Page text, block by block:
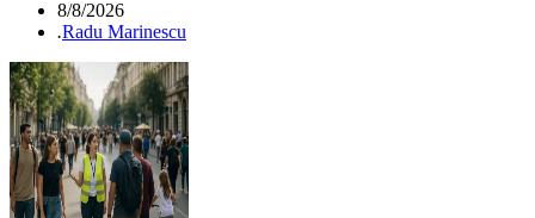
8/8/2026
.Radu Marinescu